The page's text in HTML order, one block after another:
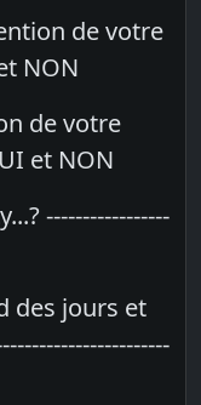
de votre
NON
de votre
et NON
-----------------
des jours et